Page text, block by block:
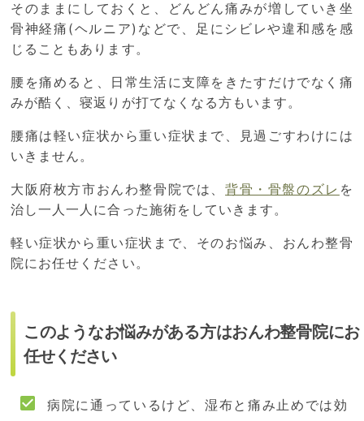
そのままにしておくと、どんどん痛みが増していき坐
骨神経痛(ヘルニア)などで、足にシビレや違和感を感
じることもあります。
腰を痛めると、日常生活に支障をきたすだけでなく痛
みが酷く、寝返りが打てなくなる方もいます。
腰痛は軽い症状から重い症状まで、見過ごすわけには
いきません。
大阪府枚方市おんわ整骨院では、背骨・骨盤のズレ を
治し一人一人に合った施術をしていきます。
軽い症状から重い症状まで、そのお悩み、おんわ整骨
院にお任せください。
このようなお悩みがある方はおんわ整骨院にお
任せください
病院に通っているけど、湿布と痛み止めでは効